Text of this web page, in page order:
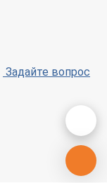
Задайте вопрос